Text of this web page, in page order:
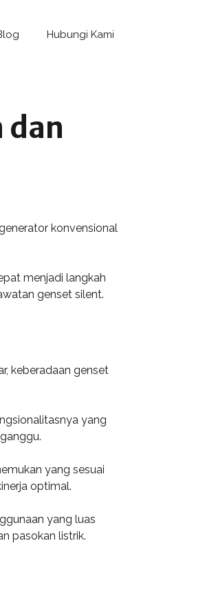
Hubungi Kami
dan
konvensional
menjadi langkah
genset silent.
keberadaan genset
yang
yang sesuai
optimal.
yang luas
pasokan listrik.